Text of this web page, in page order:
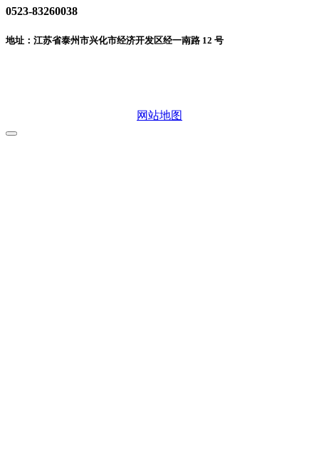
0523-83260038
地址：江苏省泰州市兴化市经济开发区经一南路 12 号
网站地图